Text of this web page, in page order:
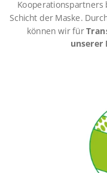
Kooperationspartners
Schicht der Maske.
können wir für
unserer